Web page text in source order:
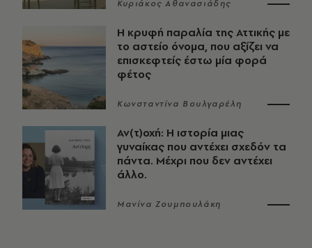
Κυριάκος Αθανασιάδης
Η κρυφή παραλία της Αττικής με
το αστείο όνομα, που αξίζει να
επισκεφτείς έστω μία φορά
φέτος
Κωνσταντίνα Βουλγαρέλη
Αν(τ)οχή: Η ιστορία μιας
γυναίκας που αντέχει σχεδόν τα
πάντα. Μέχρι που δεν αντέχει
άλλο.
Μανίνα Ζουμπουλάκη